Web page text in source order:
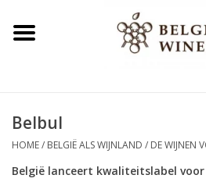
Wijnen
Wijnbar Antwerpen
Over ons
Belbul
HOME/ BELGIË ALS WIJNLAND / DE WIJNEN
België lanceert kwaliteitslabel